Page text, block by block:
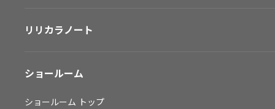
採用情報リリカラノート
ショールーム
ショールーム トップ